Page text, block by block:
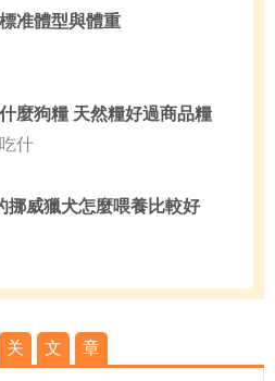
准體型與體重
麼狗糧 天然糧好過商品糧
什
挪威獵犬怎麼喂養比較好
关 文 章